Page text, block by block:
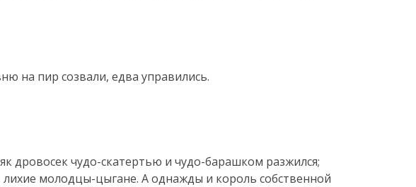
на пир созвали, едва управились.
дровосек чудо-скатертью и чудо-барашком разжился;
молодцы-цыгане. А однажды и король собственной